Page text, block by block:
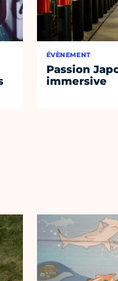
ÉVÈNEMENT
Passion
immersive